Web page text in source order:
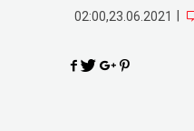
02:00,23.06.2021